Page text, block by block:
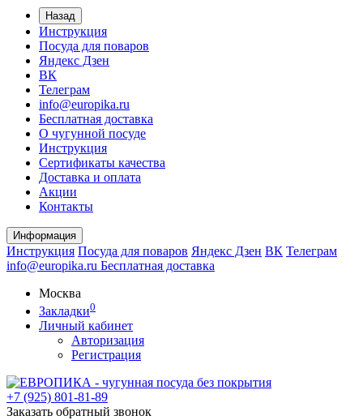
Назад
Инструкция
Посуда для поваров
Яндекс Дзен
ВК
Телеграм
info@europika.ru
Бесплатная доставка
О чугунной посуде
Инструкция
Сертификаты качества
Доставка и оплата
Акции
Контакты
Информация
Инструкция Посуда для поваров Яндекс Дзен ВК Телеграм
info@europika.ru Бесплатная доставка
Москва
Закладки0
Личный кабинет
Авторизация
Регистрация
+7 (925) 801-81-89
Заказать обратный звонок